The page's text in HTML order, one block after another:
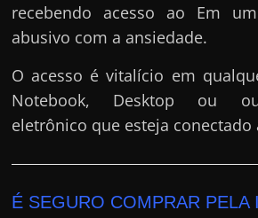
recebendo acesso ao Em
abusivo com a ansiedade.
O acesso é vitalício em
Notebook, Desktop ou
eletrônico que esteja conectado
É SEGURO COMPRAR PELA